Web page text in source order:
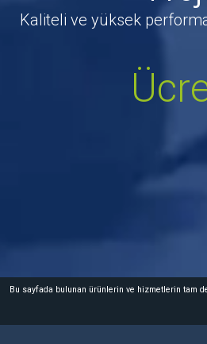
Kaliteli ve yüksek
Bu sayfada bulunan ürünlerin ve hizmetlerin tam